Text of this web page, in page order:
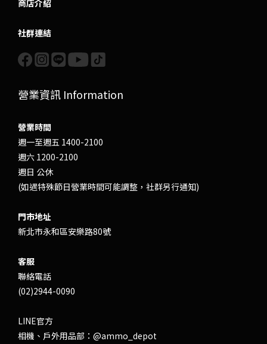
商店介紹
社群連結
營業資訊 Information
營業時間
週一至週五 1400-2100
週六 1200-2100
週日 公休
(如遇特殊節日營業時間可能調整，社群另行通知)
門市地址
新北市永和區安樂路80號
客服
聯絡電話
(02)2944-0090
LINE官方
相機、戶外用品部： @ammo_depot